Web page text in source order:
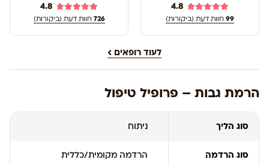
4.8
99 חוות דעת (ביקורות)
4.8
726 חוות דעת (ביקורות)
לעוד רופאים
הרמת גבות – פרופיל טיפול
סוג הליך ניתוח
סוג הרדמה הרדמה מקומית/כללית